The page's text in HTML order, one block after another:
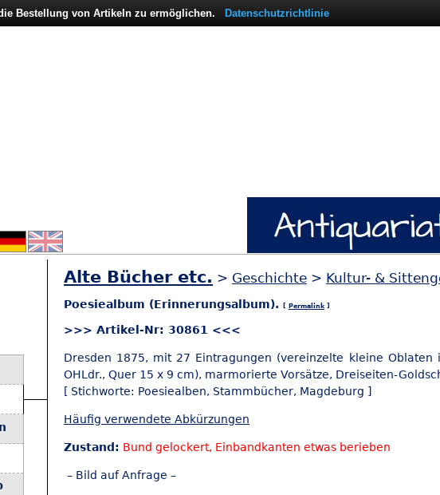
Alte Bücher etc. > Geschichte > Kultur- &
Poesiealbum (Erinnerungsalbum). [ Permalink]
>>> Artikel-Nr: 30861 <<<
Dresden 1875, mit 27 Eintragungen (vereinzelte kleine Oblaten
OHLdr., Quer 15 x 9 cm), marmorierte Vorsätze, Dreiseiten-
[ Stichworte: Poesiealben, Stammbücher, Magdeburg ]
Häufig verwendete Abkürzungen
Zustand: Bund gelockert, Einbandkanten etwas berieben
– Bild auf Anfrage –
Bestellung von Artikeln zu ermöglichen. Datenschutzrichtlinie